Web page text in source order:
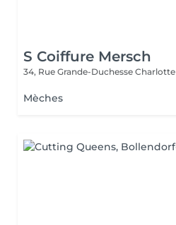
S Coiffure Mersch
34, Rue Grande-Duchesse Charlotte
Mèches